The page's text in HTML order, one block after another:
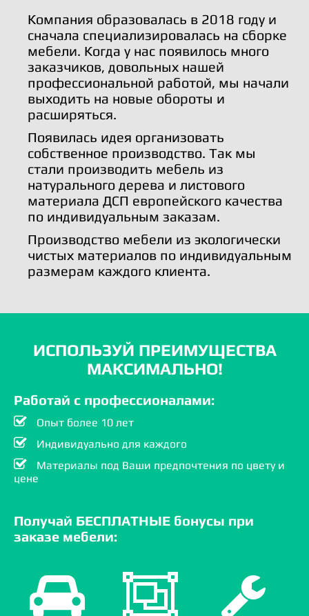
Компания образовалась в 2018 году и
сначала специализировалась на сборке
мебели. Когда у нас появилось много
заказчиков, довольных нашей
профессиональной работой, мы начали
выходить на новые обороты и
расширяться.
Появилась идея организовать
собственное производство. Так мы
стали производить мебель из
натурального дерева и листового
материала ДСП европейского качества
по индивидуальным заказам.
Производство мебели из экологически
чистых материалов по индивидуальным
размерам каждого клиента.
ИСПОЛЬЗУЙ ПРЕИМУЩЕСТВА
МАКСИМАЛЬНО!
Работай с профессионалами:
Опыт более 10 лет
Индивидуально для каждого
Материалы под Ваши предпочтения по цвету и
цене
Получай БЕСПЛАТНЫЕ бонусы при
заказе мебели: